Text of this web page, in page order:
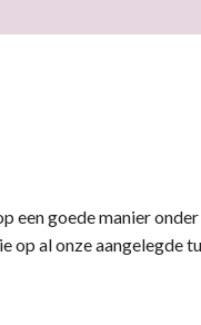
een goede manier
al onze aangelegde